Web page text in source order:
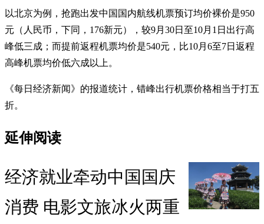
以北京为例，抢跑出发中国国内航线机票预订均价裸价是950
元（人民币，下同，176新元），较9月30日至10月1日出行高
峰低三成；而提前返程机票均价是540元，比10月6至7日返程
高峰机票均价低六成以上。
《每日经济新闻》的报道统计，错峰出行机票价格相当于打五
折。
延伸阅读
经济就业牵动中国国庆
消费 电影文旅冰火两重